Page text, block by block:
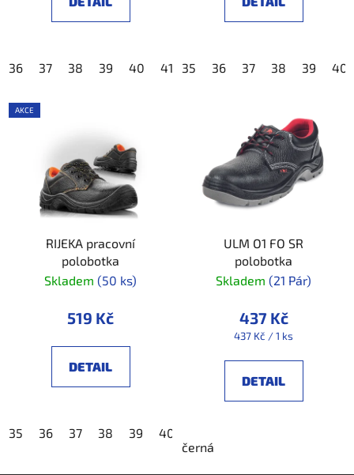
36 37 38 39 40 41 42 43 44 45 46
35 36 37 38 39 40
AKCE
RIJEKA pracovní
polobotka
Skladem (50 ks)
519 Kč
DETAIL
35 36 37 38 39 40
ULM O1 FO SR
polobotka
Skladem (21 Pár)
437 Kč
Měrná
437 Kč / 1 ks
DETAIL
černá